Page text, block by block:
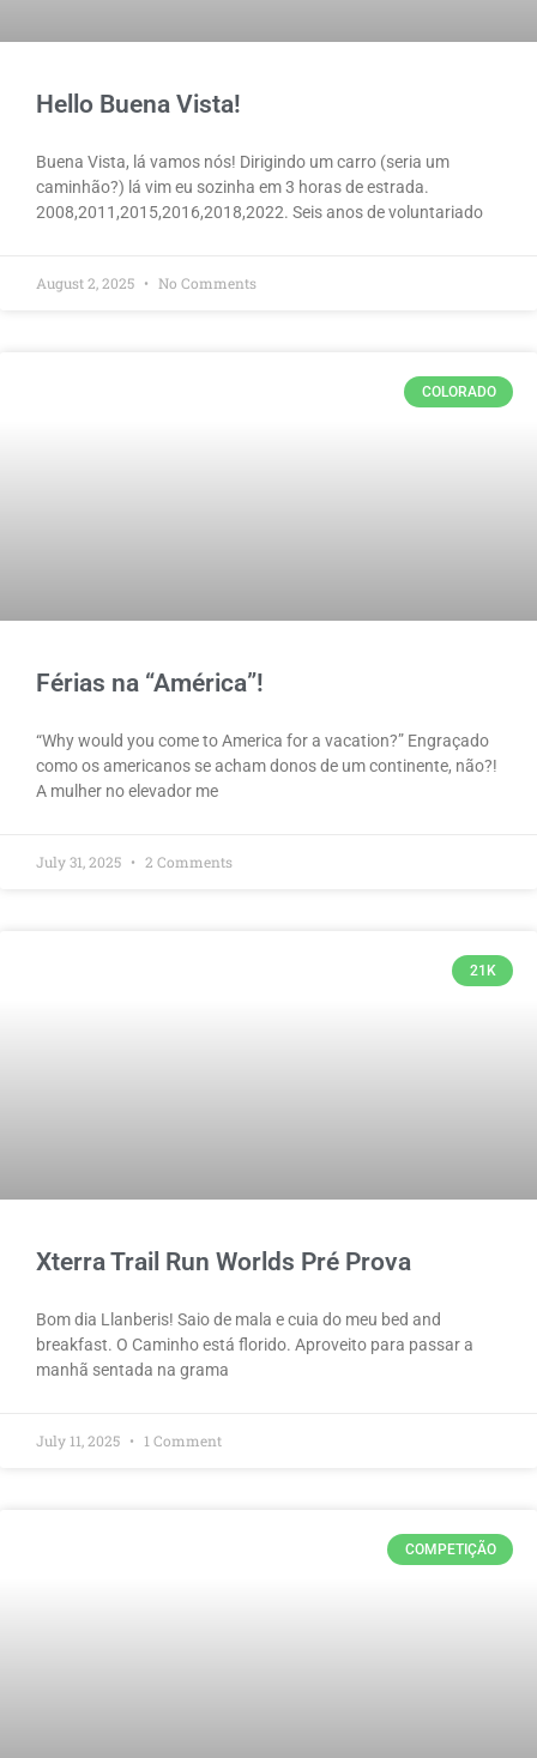
Hello Buena Vista!
Buena Vista, lá vamos nós! Dirigindo um carro (seria um
caminhão?) lá vim eu sozinha em 3 horas de estrada.
2008,2011,2015,2016,2018,2022. Seis anos de voluntariado
August 2, 2025 No Comments
COLORADO
Férias na “América”!
“Why would you come to America for a vacation?” Engraçado
como os americanos se acham donos de um continente, não?!
A mulher no elevador me
July 31, 2025 2 Comments
21K
Xterra Trail Run Worlds Pré Prova
Bom dia Llanberis! Saio de mala e cuia do meu bed and
breakfast. O Caminho está florido. Aproveito para passar a
manhã sentada na grama
July 11, 2025 1 Comment
COMPETIÇÃO